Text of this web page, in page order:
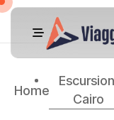
Home
Cairo